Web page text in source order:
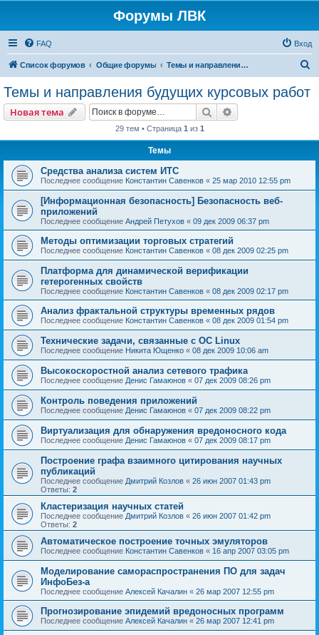
Форумы ЛВК
FAQ Вход
Список форумов Общие форумы Темы и направления будущих курсовых работ
Темы и направления будущих курсовых работ
Новая тема Поиск
29 тем • Страница 1 из 1
Темы
Средства анализа систем ИТС
Последнее сообщение Константин Савенков « 25 мар 2010 12:55 pm
[Информационная безопасность] Безопасность веб-
приложений
Последнее сообщение Андрей Петухов « 09 дек 2009 06:37 pm
Методы оптимизации торговых стратегий
Последнее сообщение Константин Савенков « 08 дек 2009 02:25 pm
Платформа для динамической верификации
гетерогенных свойств
Последнее сообщение Константин Савенков « 08 дек 2009 02:17 pm
Анализ фрактальной структуры временных рядов
Последнее сообщение Константин Савенков « 08 дек 2009 01:54 pm
Технические задачи, связанные с ОС Linux
Последнее сообщение Никита Ющенко « 08 дек 2009 10:06 am
Высокоскоростной анализ сетевого трафика
Последнее сообщение Денис Гамаюнов « 07 дек 2009 08:26 pm
Контроль поведения приложений
Последнее сообщение Денис Гамаюнов « 07 дек 2009 08:22 pm
Виртуализация для обнаружения вредоносного кода
Последнее сообщение Денис Гамаюнов « 07 дек 2009 08:17 pm
Построение графа взаимного цитирования научных
публикаций
Последнее сообщение Дмитрий Козлов « 26 июн 2007 01:43 pm
Ответы: 2
Кластеризация научных статей
Последнее сообщение Дмитрий Козлов « 26 июн 2007 01:42 pm
Ответы: 2
Автоматическое построение точных эмуляторов
Последнее сообщение Константин Савенков « 16 апр 2007 03:05 pm
Моделирование самораспространения ПО для задач
ИнфоБез-а
Последнее сообщение Алексей Качалин « 26 мар 2007 12:55 pm
Прогнозирование эпидемий вредоносных программ
Последнее сообщение Алексей Качалин « 26 мар 2007 12:41 pm